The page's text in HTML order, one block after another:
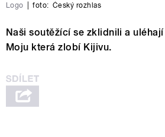
Logo foto: Český rozhlas
Naši soutěžící se zklidnili a
Moju která zlobí Kijivu.